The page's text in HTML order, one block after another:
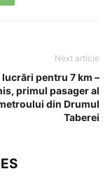
Next article
lucrări pentru 7 km –
primul pasager al
din Drumul
Taberei